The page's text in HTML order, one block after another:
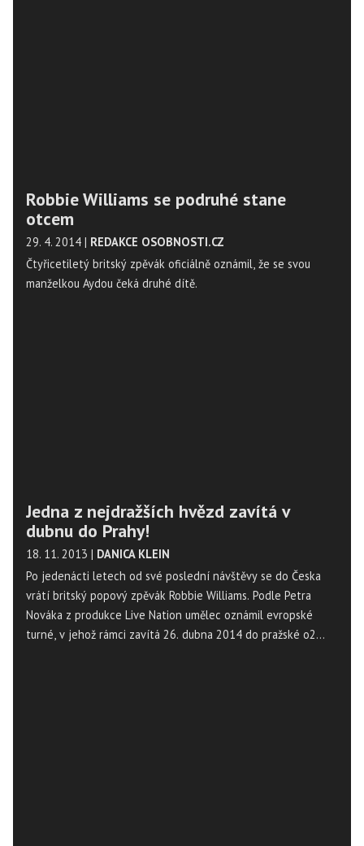
Robbie Williams se podruhé stane
otcem
29. 4. 2014 | REDAKCE OSOBNOSTI.CZ
Čtyřicetiletý britský zpěvák oficiálně oznámil, že se svou
manželkou Aydou čeká druhé dítě.
Jedna z nejdražších hvězd zavítá v
dubnu do Prahy!
18. 11. 2013 | DANICA KLEIN
Po jedenácti letech od své poslední návštěvy se do Česka
vrátí britský popový zpěvák Robbie Williams. Podle Petra
Nováka z produkce Live Nation umělec oznámil evropské
turné, v jehož rámci zavítá 26. dubna 2014 do pražské o2